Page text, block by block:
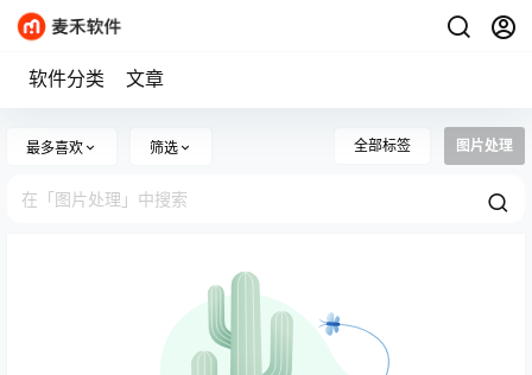
软件分类 文章
最多喜欢 筛选 全部标签 图片处理